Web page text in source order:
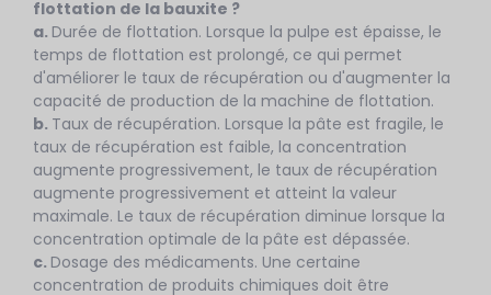
flottation de la bauxite ?
a. Durée de flottation. Lorsque la pulpe est épaisse, le
temps de flottation est prolongé, ce qui permet
d'améliorer le taux de récupération ou d'augmenter la
capacité de production de la machine de flottation.
b. Taux de récupération. Lorsque la pâte est fragile, le
taux de récupération est faible, la concentration
augmente progressivement, le taux de récupération
augmente progressivement et atteint la valeur
maximale. Le taux de récupération diminue lorsque la
concentration optimale de la pâte est dépassée.
c. Dosage des médicaments. Une certaine
concentration de produits chimiques doit être